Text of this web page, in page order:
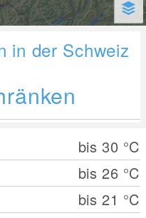
in der Schweiz
bis 30 °C
bis 26 °C
bis 21 °C